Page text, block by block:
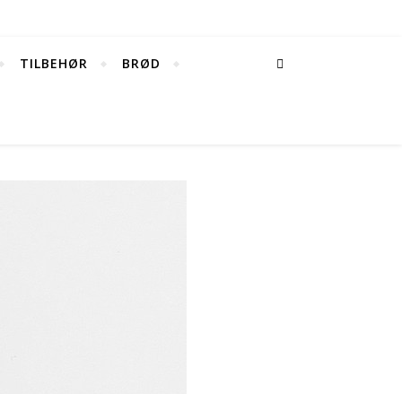
TILBEHØR BRØD